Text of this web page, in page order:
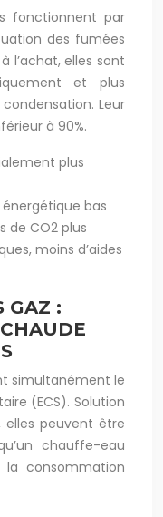
fonctionnent par
des fumées
l’achat, elles sont
et plus
Leur
à 90%.
plus
bas
de CO2 plus
moins d’aides
GAZ :
simultanément le
(ECS). Solution
peuvent être
chauffe-eau
la consommation